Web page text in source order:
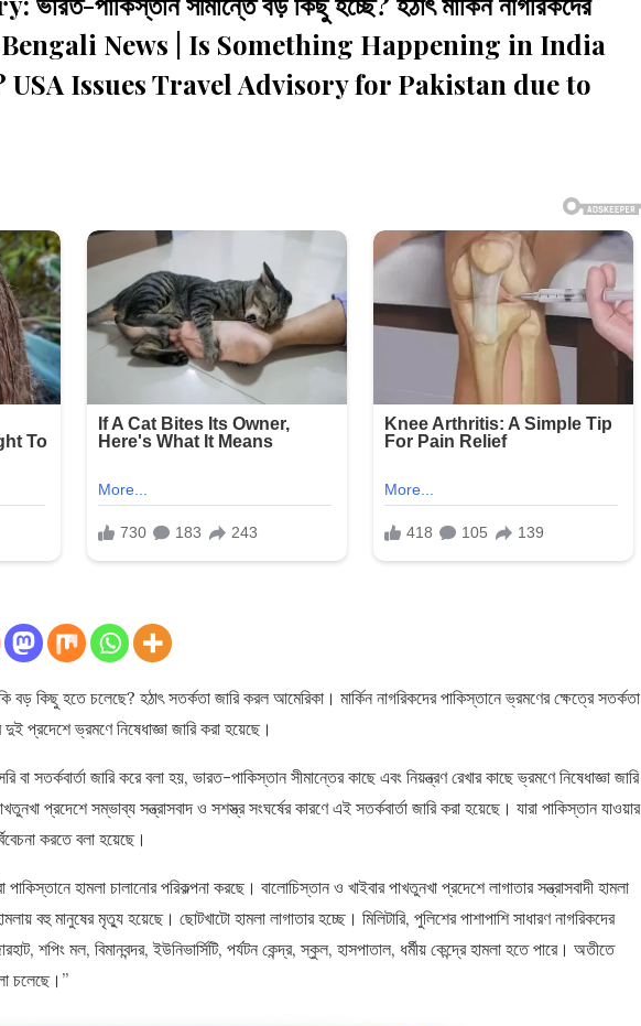
– Bengali News | Is Something Happening in India
Issues Travel Advisory for Pakistan due to
বড় কিছু হতে চলেছে? হঠাৎ সতর্কতা জারি করল আমেরিকা। মার্কিন নাগরিকদের পাকিস্তানে ভ্রমণের ক্ষেত্রে সতর্কতা
প্রদেশে ভ্রমণে নিষেধাজ্ঞা জারি করা হয়েছে।
সতর্কবার্তা জারি করে বলা হয়, ভারত-পাকিস্তান সীমান্তের কাছে এবং নিয়ন্ত্রণ রেখার কাছে ভ্রমণে নিষেধাজ্ঞা জারি
প্রদেশে সম্ভাব্য সন্ত্রাসবাদ ও সশস্ত্র সংঘর্ষের কারণে এই সতর্কবার্তা জারি করা হয়েছে। যারা পাকিস্তান যাওয়ার
করতে বলা হয়েছে।
পাকিস্তানে হামলা চালানোর পরিকল্পনা করছে। বালোচিস্তান ও খাইবার পাখতুনখা প্রদেশে লাগাতার সন্ত্রাসবাদী হামলা
বহু মানুষের মৃত্যু হয়েছে। ছোটখাটো হামলা লাগাতার হচ্ছে। মিলিটারি, পুলিশের পাশাপাশি সাধারণ নাগরিকদের
শপিং মল, বিমানবন্দর, ইউনিভার্সিটি, পর্যটন কেন্দ্র, স্কুল, হাসপাতাল, ধর্মীয় কেন্দ্রে হামলা হতে পারে। অতীতে
চলেছে।”